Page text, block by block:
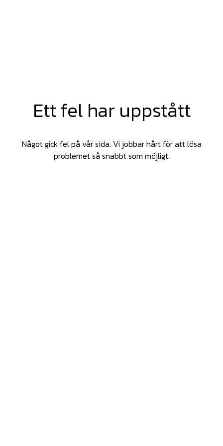
Ett fel har uppstått
Något gick fel på vår sida. Vi jobbar hårt för att lösa
problemet så snabbt som möjligt.